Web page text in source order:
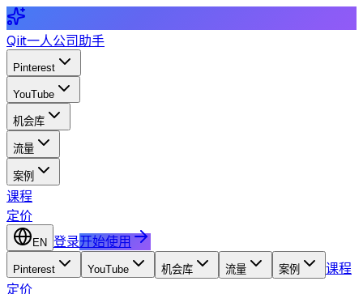
Qiit一人公司助手
Pinterest
YouTube
机会库
流量
案例
课程
定价
EN 登录开始使用
Pinterest YouTube 机会库 流量 案例
课程
定价